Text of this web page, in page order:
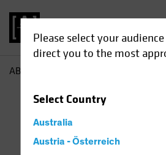
Please select your
direct you to the most
SelectCountry
Australia
Austria - Österreich
AB